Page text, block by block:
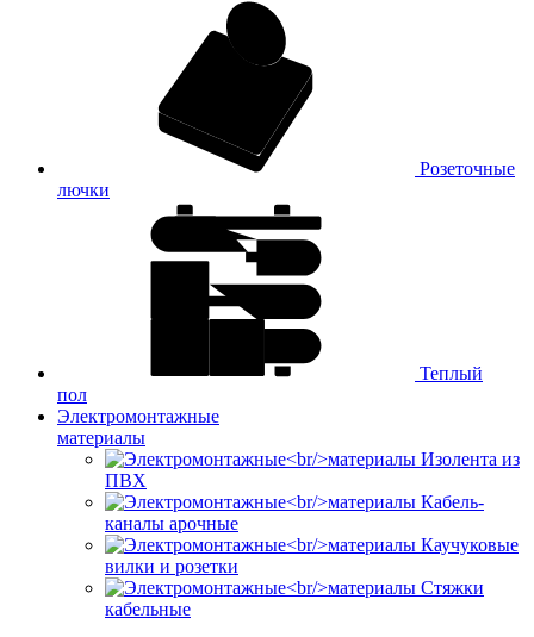
Розеточные
лючки
Теплый
пол
Электромонтажные
материалы
Изолента из
ПВХ
Кабель-
каналы арочные
Каучуковые
вилки и розетки
Стяжки
кабельные